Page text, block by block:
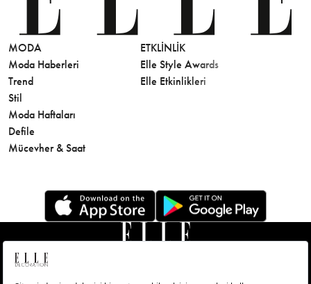
MODA
Moda Haberleri
Trend
Stil
Moda Haftaları
Defile
Mücevher & Saat
ETKLINLIK
Elle Style Awards
Elle Etkinlikleri